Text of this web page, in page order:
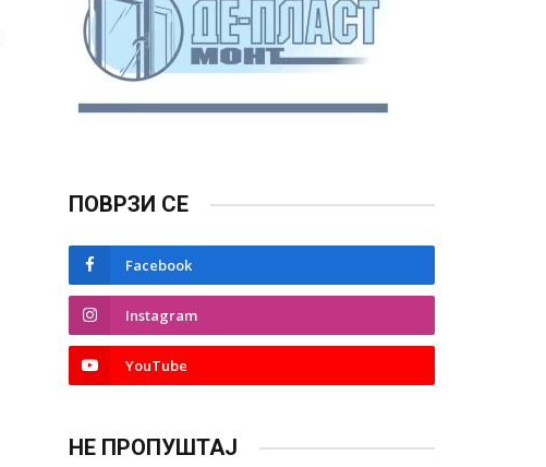
ПОВРЗИ СЕ
Facebook
Instagram
YouTube
НЕ ПРОПУШТАЈ